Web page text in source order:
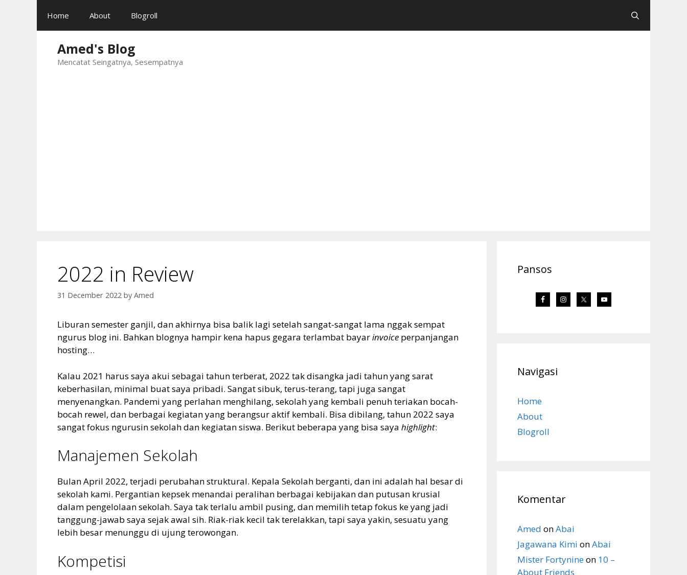
Home About Blogroll
Amed's Blog
Mencatat Seingatnya, Sesempatnya
2022 in Review
31 December 2022 by Amed
Liburan semester ganjil, dan akhirnya bisa balik lagi setelah sangat-sangat lama nggak sempat
ngurus blog ini. Bahkan blognya hampir kena hapus gegara terlambat bayarinvoice perpanjangan
hosting…
Kalau 2021 harus saya akui sebagai tahun terberat, 2022 tak disangka jadi tahun yang sarat
keberhasilan, minimal buat saya pribadi. Sangat sibuk, terus-terang, tapi juga sangat
menyenangkan. Pandemi yang perlahan menghilang, sekolah yang kembali penuh teriakan bocah-
bocah rewel, dan berbagai kegiatan yang berangsur aktif kembali. Bisa dibilang, tahun 2022 saya
sangat fokus ngurusin sekolah dan kegiatan siswa. Berikut beberapa yang bisa saya highlight:
Manajemen Sekolah
Bulan April 2022, terjadi perubahan struktural. Kepala Sekolah berganti, dan ini adalah hal besar di
sekolah kami. Pergantian kepsek menandai peralihan berbagai kebijakan dan putusan krusial
dalam pengelolaan sekolah. Saya tak terlalu ambil pusing, dan memilih tetap fokus ke yang jadi
tanggung-jawab saya sejak awal sih. Riak-riak kecil tak terelakkan, tapi saya yakin, sesuatu yang
lebih besar menunggu di ujung terowongan.
Kompetisi
Pansos
Navigasi
Home
About
Blogroll
Komentar
Amed onAbai
Jagawana Kimi onAbai
Mister Fortynineon 10 –
About Friends